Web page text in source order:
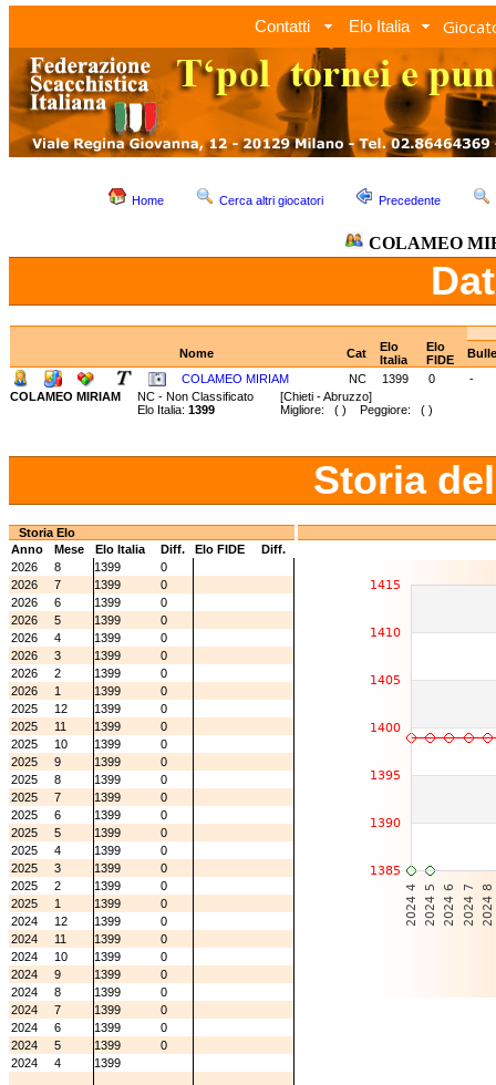
Contatti Elo Italia
Home Cerca altri giocatori Precedente
COLAMEO
Nome Cat
Elo
Italia
Elo
FIDE
COLAMEO MIRIAM
NC 1399 0
-
COLAMEO MIRIAM
NC - Non Classificato [Chieti - Abruzzo]
Elo Italia: 1399 Migliore: ( ) Peggiore: ( )
Storia
Storia Elo
Anno
Mese Elo Italia Diff. Elo FIDE
Diff.
2026
8 1399
0
2026
7 1399
0
2026
6 1399
0
2026
5 1399
0
2026
4 1399
0
2026
3 1399
0
2026
2 1399
0
2026
1 1399
0
2025
12 1399
0
2025
11 1399
0
2025
10 1399
0
2025
9 1399
0
2025
8 1399
0
2025
7 1399
0
2025
6 1399
0
2025
5 1399
0
2025
4 1399
0
2025
3 1399
0
2025
2 1399
0
2025
1 1399
0
2024
12 1399
0
2024
11 1399
0
2024
10 1399
0
2024
9 1399
0
2024
8 1399
0
2024
7 1399
0
2024
6 1399
0
2024
5 1399
0
2024
4 1399